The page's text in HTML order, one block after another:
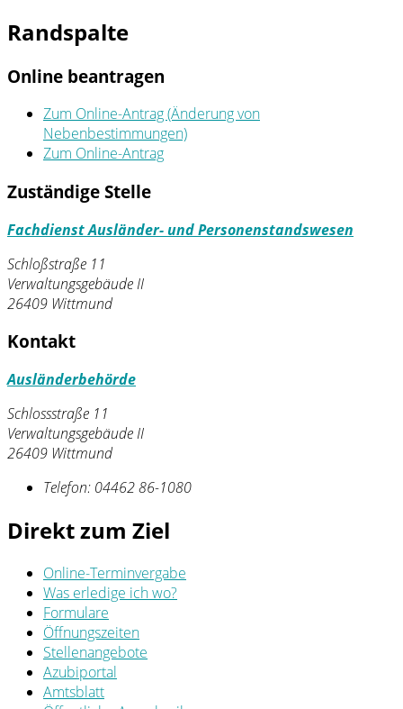
Randspalte
Online beantragen
Zum Online-Antrag (Änderung von
Nebenbestimmungen)
Zum Online-Antrag
Zuständige Stelle
Fachdienst Ausländer- und Personenstandswesen
Schloßstraße 11
Verwaltungsgebäude II
26409 Wittmund
Kontakt
Ausländerbehörde
Schlossstraße 11
Verwaltungsgebäude II
26409 Wittmund
Telefon: 04462 86-1080
Direkt zum Ziel
Online-Terminvergabe
Was erledige ich wo?
Formulare
Öffnungszeiten
Stellenangebote
Azubiportal
Amtsblatt